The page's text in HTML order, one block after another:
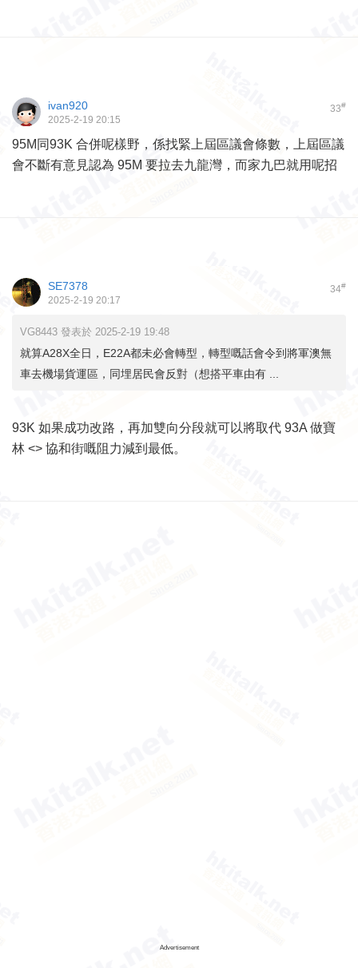
33#
ivan920
2025-2-19 20:15
95M同93K 合併呢樣野，係找緊上屆區議會條數，上屆區議
會不斷有意見認為 95M 要拉去九龍灣，而家九巴就用呢招
34#
SE7378
2025-2-19 20:17
VG8443 發表於 2025-2-19 19:48
就算A28X全日，E22A都未必會轉型，轉型嘅話會令到將軍澳無
車去機場貨運區，同埋居民會反對（想搭平車由有 ...
93K 如果成功改路，再加雙向分段就可以將取代 93A 做寶
林 <> 協和街嘅阻力減到最低。
Advertisement